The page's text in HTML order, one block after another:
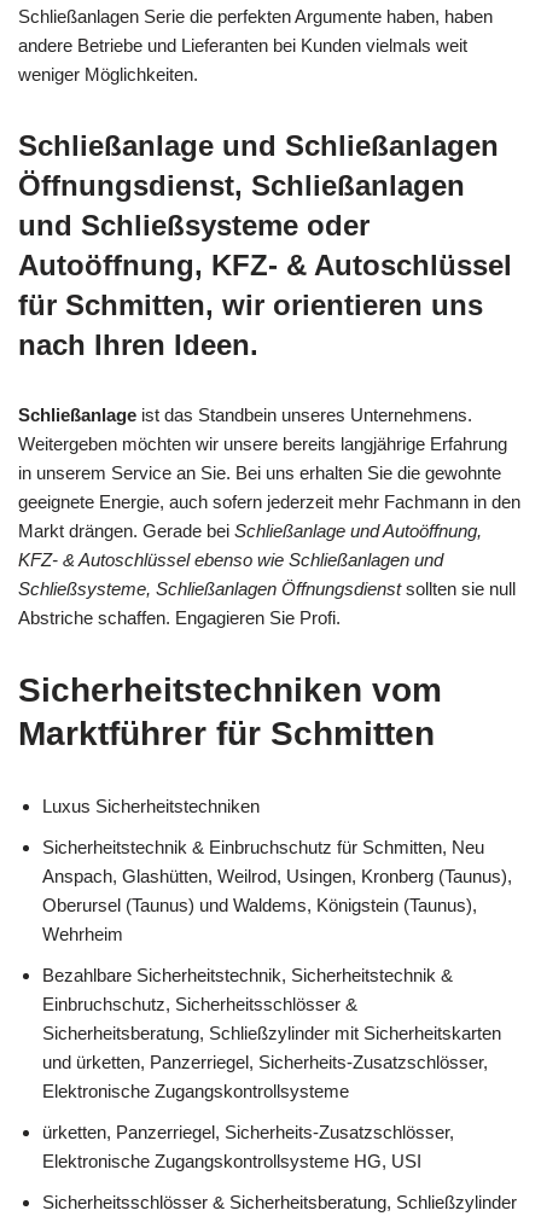
Schließanlagen Serie die perfekten Argumente haben, haben
andere Betriebe und Lieferanten bei Kunden vielmals weit
weniger Möglichkeiten.
Schließanlage und Schließanlagen
Öffnungsdienst, Schließanlagen
und Schließsysteme oder
Autoöffnung, KFZ- & Autoschlüssel
für Schmitten, wir orientieren uns
nach Ihren Ideen.
Schließanlage ist das Standbein unseres Unternehmens.
Weitergeben möchten wir unsere bereits langjährige Erfahrung
in unserem Service an Sie. Bei uns erhalten Sie die gewohnte
geeignete Energie, auch sofern jederzeit mehr Fachmann in den
Markt drängen. Gerade bei Schließanlage und Autoöffnung,
KFZ- & Autoschlüssel ebenso wie Schließanlagen und
Schließsysteme, Schließanlagen Öffnungsdienstsollten sie null
Abstriche schaffen. Engagieren Sie Profi.
Sicherheitstechniken vom
Marktführer für Schmitten
Luxus Sicherheitstechniken
Sicherheitstechnik & Einbruchschutz für Schmitten, Neu
Anspach, Glashütten, Weilrod, Usingen, Kronberg (Taunus),
Oberursel (Taunus) und Waldems, Königstein (Taunus),
Wehrheim
Bezahlbare Sicherheitstechnik, Sicherheitstechnik &
Einbruchschutz, Sicherheitsschlösser &
Sicherheitsberatung, Schließzylinder mit Sicherheitskarten
und ürketten, Panzerriegel, Sicherheits-Zusatzschlösser,
Elektronische Zugangskontrollsysteme
ürketten, Panzerriegel, Sicherheits-Zusatzschlösser,
Elektronische Zugangskontrollsysteme HG, USI
Sicherheitsschlösser & Sicherheitsberatung, Schließzylinder